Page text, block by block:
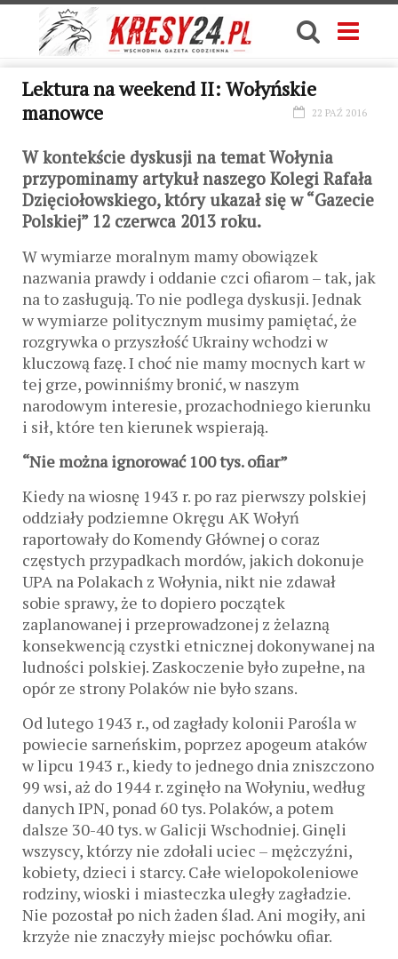
Lektura na weekend II: Wołyńskie
manowce
22 PAŹ 2016
W kontekście dyskusji na temat Wołynia
przypominamy artykuł naszego Kolegi Rafała
Dzięciołowskiego, który ukazał się w “Gazecie
Polskiej” 12 czerwca 2013 roku.
W wymiarze moralnym mamy obowiązek
nazwania prawdy i oddanie czci ofiarom – tak, jak
na to zasługują. To nie podlega dyskusji. Jednak
w wymiarze politycznym musimy pamiętać, że
rozgrywka o przyszłość Ukrainy wchodzi w
kluczową fazę. I choć nie mamy mocnych kart w
tej grze, powinniśmy bronić, w naszym
narodowym interesie, prozachodniego kierunku
i sił, które ten kierunek wspierają.
“Nie można ignorować 100 tys. ofiar”
Kiedy na wiosnę 1943 r. po raz pierwszy polskiej
oddziały podziemne Okręgu AK Wołyń
raportowały do Komendy Głównej o coraz
częstych przypadkach mordów, jakich dokonuje
UPA na Polakach z Wołynia, nikt nie zdawał
sobie sprawy, że to dopiero początek
zaplanowanej i przeprowadzonej z żelazną
konsekwencją czystki etnicznej dokonywanej na
ludności polskiej. Zaskoczenie było zupełne, na
opór ze strony Polaków nie było szans.
Od lutego 1943 r., od zagłady kolonii Parośla w
powiecie sarneńskim, poprzez apogeum ataków
w lipcu 1943 r., kiedy to jednego dnia zniszczono
99 wsi, aż do 1944 r. zginęło na Wołyniu, według
danych IPN, ponad 60 tys. Polaków, a potem
dalsze 30-40 tys. w Galicji Wschodniej. Ginęli
wszyscy, którzy nie zdołali uciec – mężczyźni,
kobiety, dzieci i starcy. Całe wielopokoleniowe
rodziny, wioski i miasteczka uległy zagładzie.
Nie pozostał po nich żaden ślad. Ani mogiły, ani
krzyże nie znaczyły miejsc pochówku ofiar.